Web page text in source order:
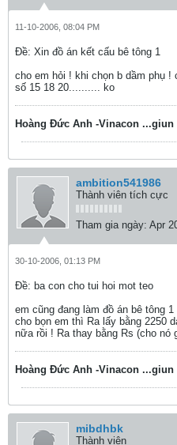
11-10-2006, 08:04 PM
Ðề: Xin đồ án kết cấu bê tông 1
cho em hỏi ! khi chọn b dầm phụ !
số 15 18 20.......... ko
Hoàng Đức Anh -Vinacon ...giun
ambition541986
Thành viên tích cực
Tham gia ngày: Apr
30-10-2006, 01:13 PM
Ðề: ba con cho tui hoi mot teo
em cũng đang làm đồ án bê tông
cho bọn em thì Ra lấy bằng 2250
nữa rồi ! Ra thay bằng Rs (cho nó
Hoàng Đức Anh -Vinacon ...giun
mibdhbk
Thành viên